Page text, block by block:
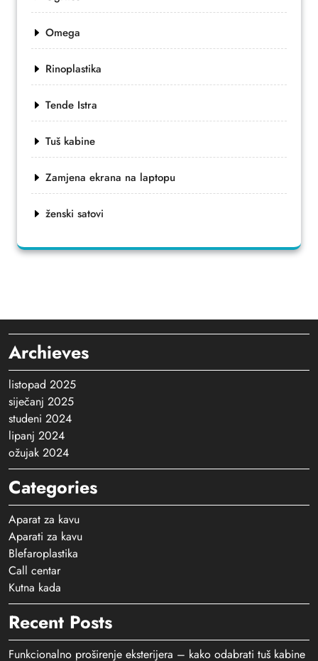
Omega
Rinoplastika
Tende Istra
Tuš kabine
Zamjena ekrana na laptopu
ženski satovi
Archieves
listopad 2025
siječanj 2025
studeni 2024
lipanj 2024
ožujak 2024
Categories
Aparat za kavu
Aparati za kavu
Blefaroplastika
Call centar
Kutna kada
Recent Posts
Funkcionalno proširenje eksterijera – kako odabrati tuš kabine